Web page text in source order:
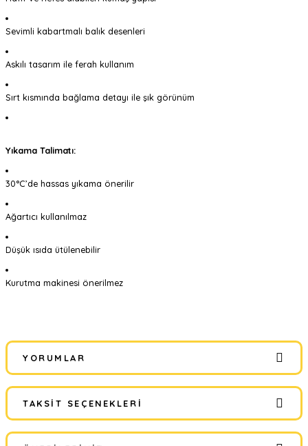
Sevimli kabartmalı balık desenleri
Askılı tasarım ile ferah kullanım
Sırt kısmında bağlama detayı ile şık görünüm
Yıkama Talimatı:
30°C’de hassas yıkama önerilir
Ağartıcı kullanılmaz
Düşük ısıda ütülenebilir
Kurutma makinesi önerilmez
YORUMLAR
Bu ürüne ilk yorumu siz yapın!
TAKSIT SEÇENEKLERI